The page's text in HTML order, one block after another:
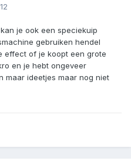
je ook een speciekuip
gebruiken hendel
effect of je koopt een grote
en je hebt ongeveer
maar ideetjes maar nog niet